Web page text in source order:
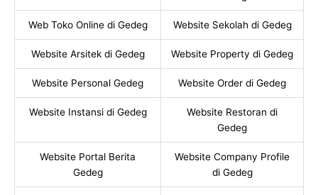
Web Toko Online di Gedeg Website Sekolah di Gedeg
Website Arsitek di Gedeg Website Property di Gedeg
Website Personal Gedeg Website Order di Gedeg
Website Instansi di Gedeg
Website Restoran di
Gedeg
Website Portal Berita
Gedeg
Website Company Profile
di Gedeg